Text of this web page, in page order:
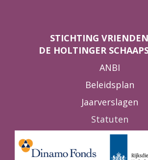
STICHTING
DE HOLTINGER
ANBI
Beleidsplan
Jaarverslagen
Statuten